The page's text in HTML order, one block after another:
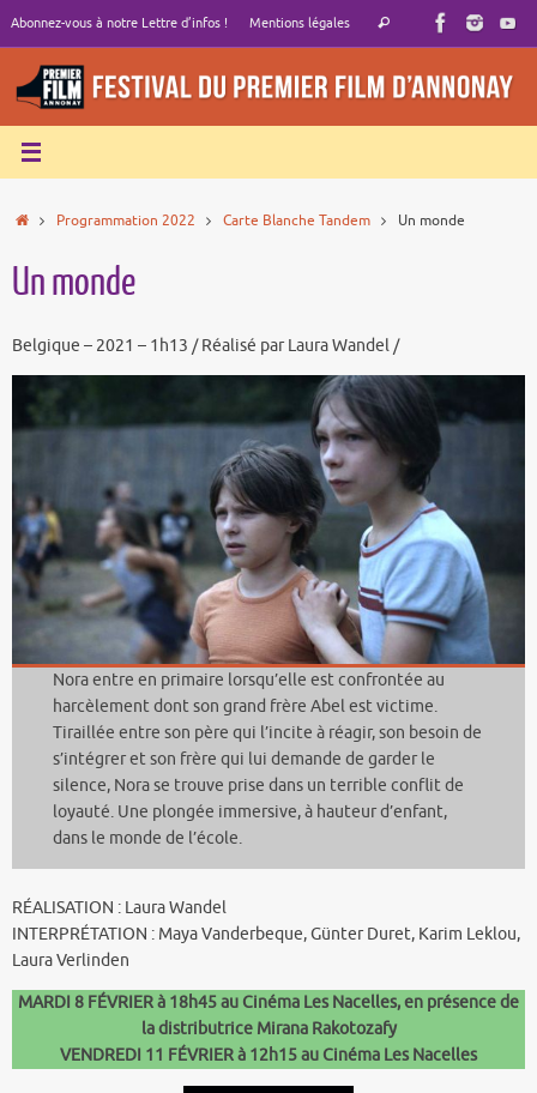
contenu
Abonnez-vous à notre Lettre d’infos ! Mentions légales
Recherche
Rechercher
AccueilProgrammation 2022 Carte Blanche Tandem Un monde
Un monde
Belgique – 2021 – 1h13 / Réalisé par Laura Wandel /
Nora entre en primaire lorsqu’elle est confrontée au
harcèlement dont son grand frère Abel est victime.
Tiraillée entre son père qui l’incite à réagir, son besoin de
s’intégrer et son frère qui lui demande de garder le
silence, Nora se trouve prise dans un terrible conflit de
loyauté. Une plongée immersive, à hauteur d’enfant,
dans le monde de l’école.
RÉALISATION : Laura Wandel
INTERPRÉTATION : Maya Vanderbeque, Günter Duret, Karim Leklou,
Laura Verlinden
MARDI 8 FÉVRIER à 18h45 au Cinéma Les Nacelles,en présence de
la distributrice Mirana Rakotozafy
VENDREDI 11 FÉVRIER à 12h15 au Cinéma Les Nacelles